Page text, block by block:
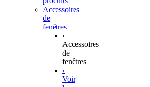
Accessoires
de
fenêtres
‹
Accessoires
de
fenêtres
›
Voir